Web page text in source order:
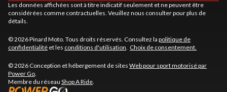
Les données affichées sont à titre indicatif seulement et ne peuvent être
considérées comme contractuelles. Veuillez nous consulter pour plus de
détails.
© 2026 Pinard Moto. Tous droits réservés. Consultez la politique de
confidentialité et les conditions d'utilisation Choix de consentement.
© 2026 Conception et hébergement de sites Web pour sport motorisé par
Power Go
Membre du réseau Shop A Ride